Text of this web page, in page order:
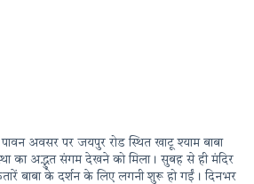
अवसर पर जयपुर रोड स्थित खाटू श्याम बाबा
का अद्भुत संगम देखने को मिला। सुबह से ही मंदिर
बाबा के दर्शन के लिए लगनी शुरू हो गईं। दिनभर